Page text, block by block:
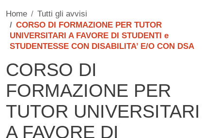
Home
Tutti gli avvisi
CORSO DI FORMAZIONE PER TUTOR
UNIVERSITARI A FAVORE DI STUDENTI e
STUDENTESSE CON DISABILITA’ E/O CON DSA
CORSO DI
FORMAZIONE PER
TUTOR UNIVERSITARI
A FAVORE DI